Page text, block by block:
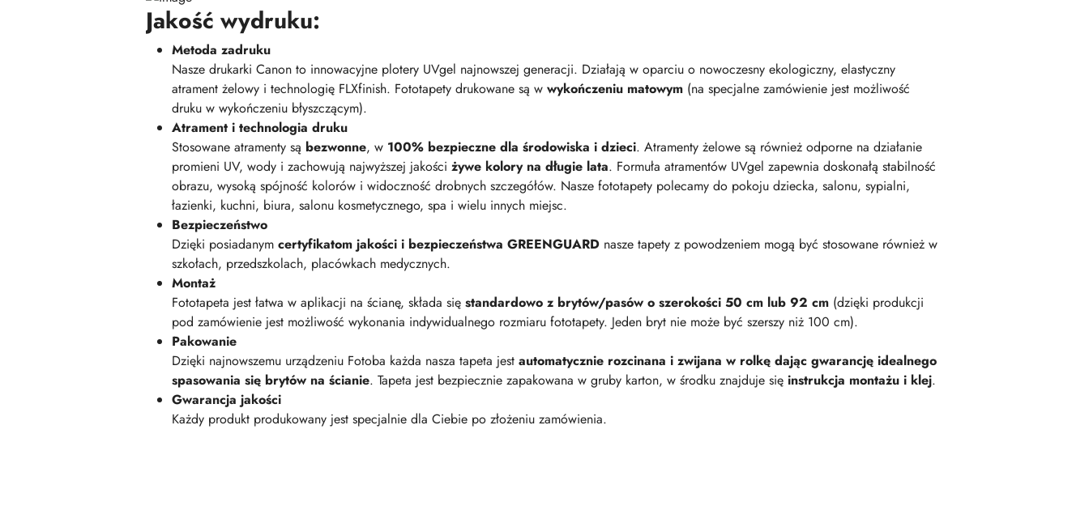
Jakość wydruku:
Metoda zadruku
Nasze drukarki Canon to innowacyjne plotery UVgel najnowszej generacji. Działają w oparciu o nowoczesny ekologiczny, elastyczny
atrament żelowy i technologię FLXfinish. Fototapety drukowane są w wykończeniu matowym (na specjalne zamówienie jest możliwość
druku w wykończeniu błyszczącym).
Atrament i technologia druku
Stosowane atramenty są bezwonne, w 100% bezpieczne dla środowiska i dzieci. Atramenty żelowe są również odporne na działanie
promieni UV, wody i zachowują najwyższej jakości żywe kolory na długie lata. Formuła atramentów UVgel zapewnia doskonałą stabilność
obrazu, wysoką spójność kolorów i widoczność drobnych szczegółów. Nasze fototapety polecamy do pokoju dziecka, salonu, sypialni,
łazienki, kuchni, biura, salonu kosmetycznego, spa i wielu innych miejsc.
Bezpieczeństwo
Dzięki posiadanym certyfikatom jakości i bezpieczeństwa GREENGUARD nasze tapety z powodzeniem mogą być stosowane również w
szkołach, przedszkolach, placówkach medycznych.
Montaż
Fototapeta jest łatwa w aplikacji na ścianę, składa się standardowo z brytów/pasów o szerokości 50 cm lub 92 cm (dzięki produkcji
pod zamówienie jest możliwość wykonania indywidualnego rozmiaru fototapety. Jeden bryt nie może być szerszy niż 100 cm).
Pakowanie
Dzięki najnowszemu urządzeniu Fotoba każda nasza tapeta jest automatycznie rozcinana i zwijana w rolkę dając gwarancję idealnego
spasowania się brytów na ścianie. Tapeta jest bezpiecznie zapakowana w gruby karton, w środku znajduje się instrukcja montażu i klej.
Gwarancja jakości
Każdy produkt produkowany jest specjalnie dla Ciebie po złożeniu zamówienia.